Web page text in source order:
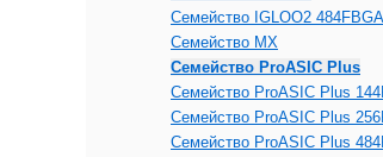
Семейство IGLOO2 484FBGA
Семейство MX
Семейство ProASIC Plus
Семейство ProASIC Plus
Семейство ProASIC Plus
Семейство ProASIC Plus